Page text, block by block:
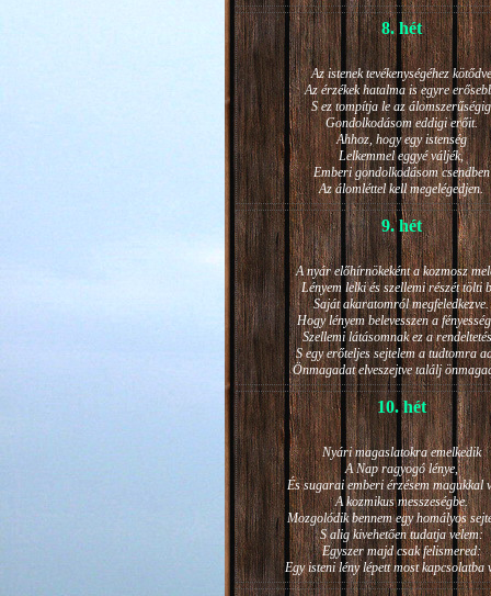
8. hét
Az istenek tevékenységéhez kötődve
Az érzékek hatalma is egyre
S ez tompítja le az álomszerűségig
Gondolkodásom eddigi erőit.
Ahhoz, hogy egy istenség
Lelkemmel eggyé váljék,
Emberi gondolkodásom csendben
Az álomléttel kell megelégedjen.
9. hét
A nyár előhírnökeként a kozmosz
Lényem lelki és szellemi részét tölti
Saját akaratomról megfeledkezve.
Hogy lényem belevesszen a
Szellemi látásomnak ez a
S egy erőteljes sejtelem a tudtomra
Önmagadat elveszejtve találj
10. hét
Nyári magaslatokra emelkedik
A Nap ragyogó lénye,
És sugarai emberi érzésem magukkal
A kozmikus messzeségbe.
Mozgolódik bennem egy homályos
S alig kivehetően tudatja velem:
Egyszer majd csak felismered:
Egy isteni lény lépett most kapcsolatba